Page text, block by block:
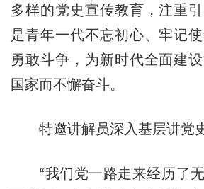
多样的党史宣传教育，注重
是青年一代不忘初心、牢记
勇敢斗争，为新时代全面建
国家而不懈奋斗。
特邀讲解员深入基层讲党
“我们党一路走来经历了无